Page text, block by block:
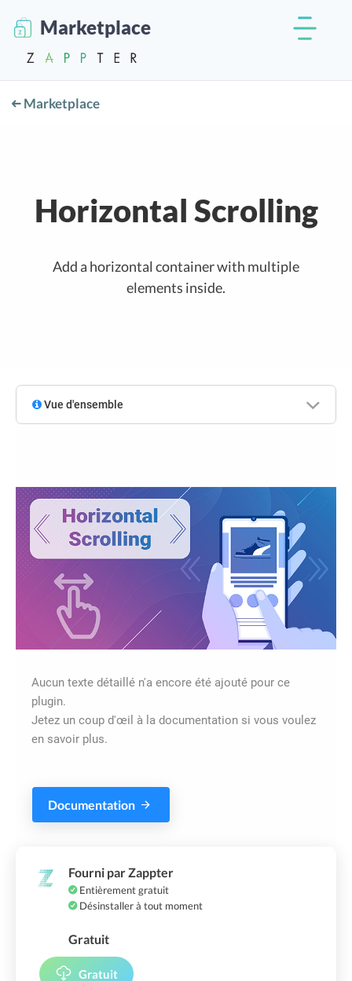
Marketplace
Marketplace
Horizontal Scrolling
Add a horizontal container with multiple
elements inside.
Vue d'ensemble
Aucun texte détaillé n'a encore été ajouté pour ce
plugin.
Jetez un coup d'œil à la documentation si vous voulez
en savoir plus.
Documentation
Fourni par Zappter
Entièrement gratuit
Désinstaller à tout moment
Gratuit
Gratuit